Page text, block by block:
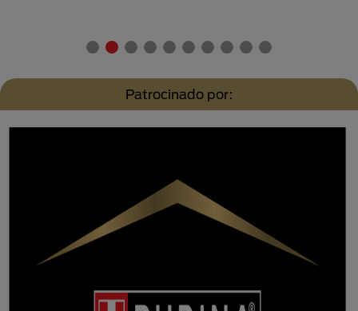
Patrocinado por: